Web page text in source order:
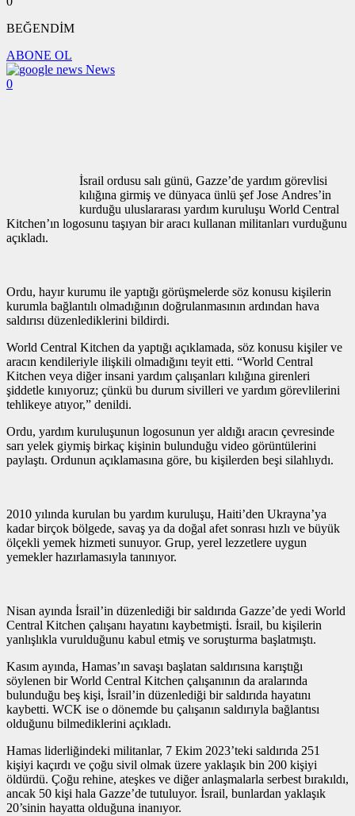
BEĞENDİM
ABONE OL
News
0
İsrail ordusu salı günü, Gazze’de yardım görevlisi
kılığına girmiş ve dünyaca ünlü şef Jose Andres’in
kurduğu uluslararası yardım kuruluşu World Central
Kitchen’ın logosunu taşıyan bir aracı kullanan militanları vurduğunu
açıkladı.
Ordu, hayır kurumu ile yaptığı görüşmelerde söz konusu kişilerin
kurumla bağlantılı olmadığının doğrulanmasının ardından hava
saldırısı düzenlediklerini bildirdi.
World Central Kitchen da yaptığı açıklamada, söz konusu kişiler ve
aracın kendileriyle ilişkili olmadığını teyit etti. “World Central
Kitchen veya diğer insani yardım çalışanları kılığına girenleri
şiddetle kınıyoruz; çünkü bu durum sivilleri ve yardım görevlilerini
tehlikeye atıyor,” denildi.
Ordu, yardım kuruluşunun logosunun yer aldığı aracın çevresinde
sarı yelek giymiş birkaç kişinin bulunduğu video görüntülerini
paylaştı. Ordunun açıklamasına göre, bu kişilerden beşi silahlıydı.
2010 yılında kurulan bu yardım kuruluşu, Haiti’den Ukrayna’ya
kadar birçok bölgede, savaş ya da doğal afet sonrası hızlı ve büyük
ölçekli yemek hizmeti sunuyor. Grup, yerel lezzetlere uygun
yemekler hazırlamasıyla tanınıyor.
Nisan ayında İsrail’in düzenlediği bir saldırıda Gazze’de yedi World
Central Kitchen çalışanı hayatını kaybetmişti. İsrail, bu kişilerin
yanlışlıkla vurulduğunu kabul etmiş ve soruşturma başlatmıştı.
Kasım ayında, Hamas’ın savaşı başlatan saldırısına karıştığı
söylenen bir World Central Kitchen çalışanının da aralarında
bulunduğu beş kişi, İsrail’in düzenlediği bir saldırıda hayatını
kaybetti. WCK ise o dönemde bu çalışanın saldırıyla bağlantısı
olduğunu bilmediklerini açıkladı.
Hamas liderliğindeki militanlar, 7 Ekim 2023’teki saldırıda 251
kişiyi kaçırdı ve çoğu sivil olmak üzere yaklaşık bin 200 kişiyi
öldürdü. Çoğu rehine, ateşkes ve diğer anlaşmalarla serbest bırakıldı,
ancak 50 kişi hala Gazze’de tutuluyor. İsrail, bunlardan yaklaşık
20’sinin hayatta olduğuna inanıyor.